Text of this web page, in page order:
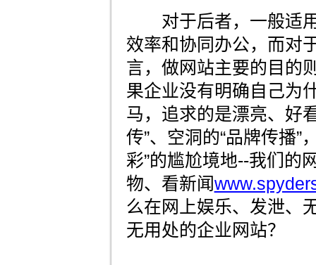
对于后者，一般适用
效率和协同办公，而对
言，做网站主要的目的
果企业没有明确自己为
马，追求的是漂亮、好
传”、空洞的“品牌传播”
彩”的尴尬境地--我们的
物、看新闻
么在网上娱乐、发泄、
无用处的企业网站？